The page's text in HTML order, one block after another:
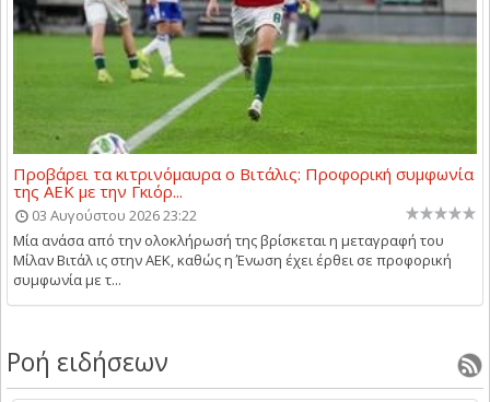
Προβάρει τα κιτρινόμαυρα ο Βιτάλις: Προφορική συμφωνία
της ΑΕΚ με την Γκιόρ...
03 Αυγούστου 2026 23:22
Μία ανάσα από την ολοκλήρωσή της βρίσκεται η μεταγραφή του
Μίλαν Βιτάλ ις στην ΑΕΚ, καθώς η Ένωση έχει έρθει σε προφορική
συμφωνία με τ...
Ροή ειδήσεων